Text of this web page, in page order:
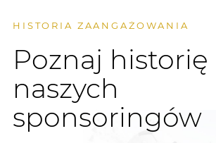
HISTORIA ZAANGAŻOWANIA
Poznaj historię
naszych
sponsoringów